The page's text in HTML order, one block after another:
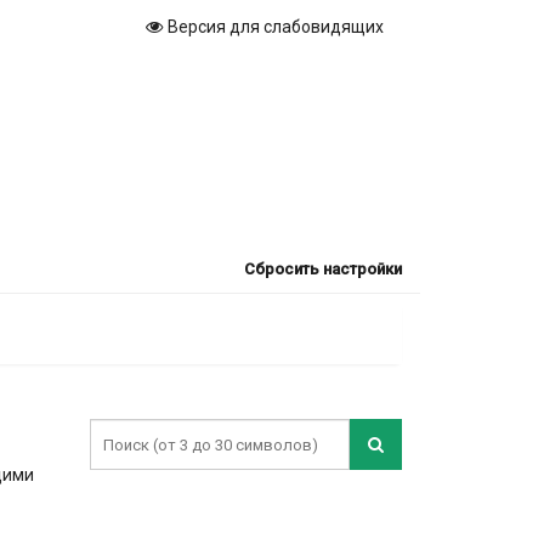
Версия для слабовидящих
Сбросить настройки